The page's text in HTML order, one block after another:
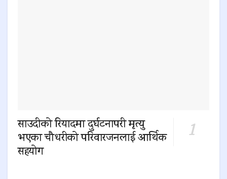
साउदीको रियादमा दुर्घटनापरी मृत्यु
भएका चौधरीको परिवारजनलाई आर्थिक
सहयोग